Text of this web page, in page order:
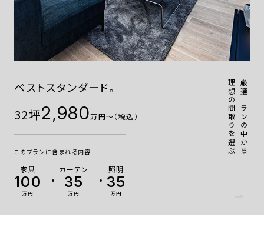
ベストスタンダード。
32坪2,980万円〜（税込）
このプランに含まれる内容
家具
100
万円
カーテン
35
万円
照明
35
万円
厳選プランの中から
理想の間取りを選ぶ